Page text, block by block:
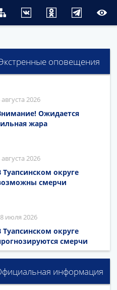
оповещения
августа 2026
Ожидается
жара
августа 2026
Туапсинском округе
смерчи
июля 2026
Туапсинском округе
смерчи
информация